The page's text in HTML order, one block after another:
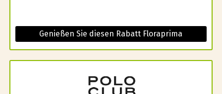
Genießen Sie diesen Rabatt Floraprima